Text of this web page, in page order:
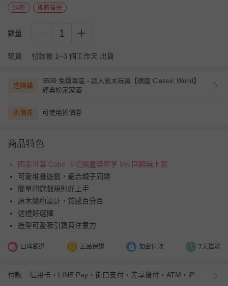
64折 即將售完
數量 1
現貨 付款後 1~3 個工作天 出貨
進團購
$599 免運專區 - 超人氣木玩具【德國 Classic World】
經典扮家家酒
折價券 可使用折價券
商品特色
國泰世華 Cube 卡切換童樂匯享 5% 回饋無上限
可愛堆疊遊戲，適合親子同樂
簡單的遊戲規則好上手
原木簡約設計，質感百分百
送禮好選擇
造型可愛吸引寶貝注意力
口碑嚴選 正品保證 加密付款 7天鑑賞
付款 信用卡・LINE Pay・街口支付・先享後付・ATM・iPASS MONEY